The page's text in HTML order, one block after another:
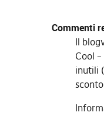
Commenti
Il
Cool
inutili